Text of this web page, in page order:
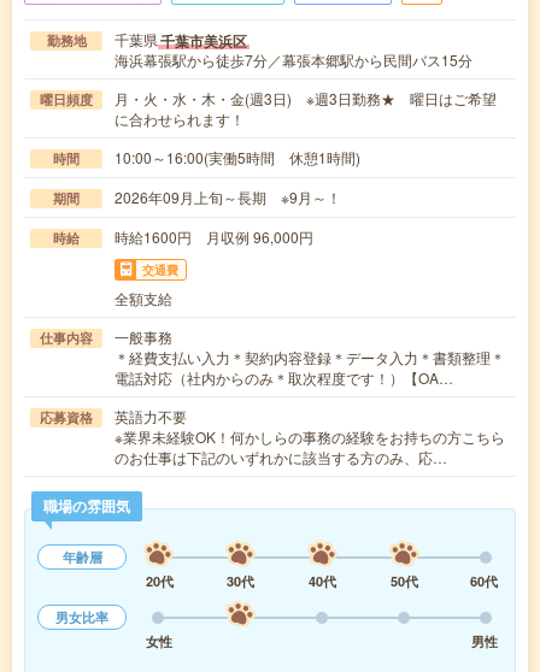
勤務地 千葉県千葉市美浜区
海浜幕張駅から徒歩7分／幕張本郷駅から民間バス15分
曜日頻度
月・火・水・木・金(週3日) ※週3日勤務★ 曜日はご希望
に合わせられます！
時間 10:00～16:00(実働5時間 休憩1時間)
期間 2026年09月上旬～長期 ※9月～！
時給 時給1600円 月収例 96,000円
交通費
全額支給
仕事内容
一般事務
＊経費支払い入力＊契約内容登録＊データ入力＊書類整理＊
電話対応（社内からのみ＊取次程度です！）【OA…
応募資格
英語力不要
※業界未経験OK！何かしらの事務の経験をお持ちの方こちら
のお仕事は下記のいずれかに該当する方のみ、応…
職場の雰囲気
年齢層
20代
30代 40代 50代
60代
男女比率
女性
男性